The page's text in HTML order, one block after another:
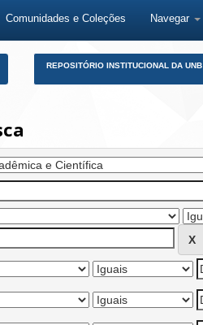
Comunidades e Coleções Navegar
REPOSITÓRIO INSTITUCIONAL DA UNB